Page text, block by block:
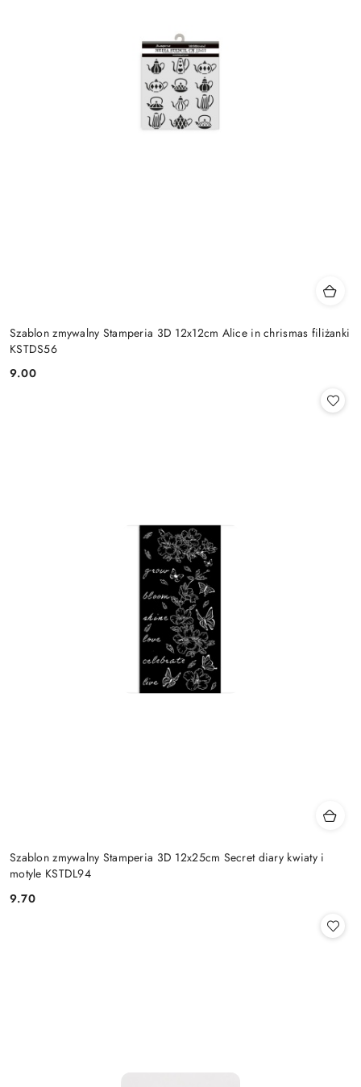
Szablon zmywalny Stamperia 3D 12x12cm Alice in chrismas filiżanki
KSTDS56
Cena:
9.00
Szablon zmywalny Stamperia 3D 12x25cm Secret diary kwiaty i
motyle KSTDL94
Cena:
9.70